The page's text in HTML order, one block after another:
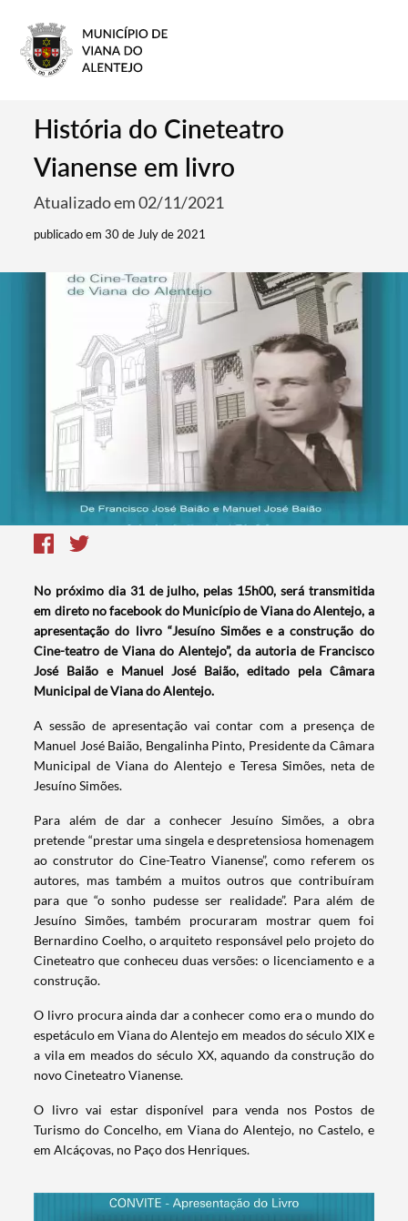
História do Cineteatro
Vianense em livro
Atualizado em 02/11/2021
publicado em 30 de July de 2021
No próximo dia 31 de julho, pelas 15h00, será transmitida
em direto no facebook do Município de Viana do Alentejo, a
apresentação do livro “Jesuíno Simões e a construção do
Cine-teatro de Viana do Alentejo”, da autoria de Francisco
José Baião e Manuel José Baião, editado pela Câmara
Municipal de Viana do Alentejo.
A sessão de apresentação vai contar com a presença de
Manuel José Baião, Bengalinha Pinto, Presidente da Câmara
Municipal de Viana do Alentejo e Teresa Simões, neta de
Jesuíno Simões.
Para além de dar a conhecer Jesuíno Simões, a obra
pretende “prestar uma singela e despretensiosa homenagem
ao construtor do Cine-Teatro Vianense”, como referem os
autores, mas também a muitos outros que contribuíram
para que “o sonho pudesse ser realidade”. Para além de
Jesuíno Simões, também procuraram mostrar quem foi
Bernardino Coelho, o arquiteto responsável pelo projeto do
Cineteatro que conheceu duas versões: o licenciamento e a
construção.
O livro procura ainda dar a conhecer como era o mundo do
espetáculo em Viana do Alentejo em meados do século XIX e
a vila em meados do século XX, aquando da construção do
novo Cineteatro Vianense.
O livro vai estar disponível para venda nos Postos de
Turismo do Concelho, em Viana do Alentejo, no Castelo, e
em Alcáçovas, no Paço dos Henriques.